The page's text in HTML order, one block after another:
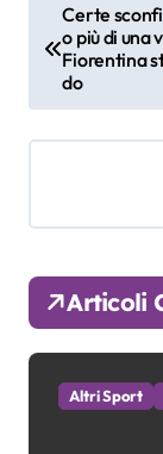
a
v
i
i
Certe
o più di una
Fiorentina
do
Articoli
Altri Sport